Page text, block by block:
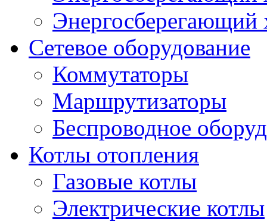
Энергосберегающий
Сетевое оборудование
Коммутаторы
Маршрутизаторы
Беспроводное
Котлы отопления
Газовые котлы
Электрические котлы